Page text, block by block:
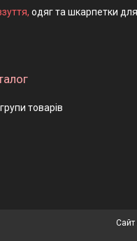
, одяг та шкарпетки для
групи товарів
Сайт